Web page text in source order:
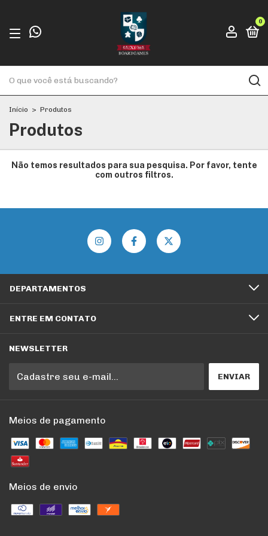
0
Início > Produtos
Produtos
Não temos resultados para sua pesquisa. Por favor, tente
com outros filtros.
DEPARTAMENTOS
ENTRE EM CONTATO
NEWSLETTER
Meios de pagamento
Meios de envio